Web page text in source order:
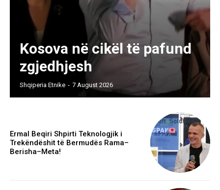
Kosova në cikël të pafund
zgjedhjesh
Shqiperia Etnike - 7 August 2026
Ermal Beqiri Shpirti Teknologjik i
Trekëndëshit të Bermudës Rama–
Berisha–Meta!